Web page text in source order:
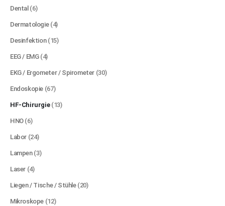
Dental (6)
Dermatologie (4)
Desinfektion (15)
EEG / EMG (4)
EKG / Ergometer / Spirometer (30)
Endoskopie (67)
HF-Chirurgie (13)
HNO (6)
Labor (24)
Lampen (3)
Laser (4)
Liegen / Tische / Stühle (20)
Mikroskope (12)